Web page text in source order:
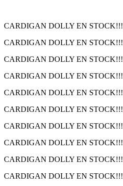
CARDIGAN DOLLY EN STOCK!!!
CARDIGAN DOLLY EN STOCK!!!
CARDIGAN DOLLY EN STOCK!!!
CARDIGAN DOLLY EN STOCK!!!
CARDIGAN DOLLY EN STOCK!!!
CARDIGAN DOLLY EN STOCK!!!
CARDIGAN DOLLY EN STOCK!!!
CARDIGAN DOLLY EN STOCK!!!
CARDIGAN DOLLY EN STOCK!!!
CARDIGAN DOLLY EN STOCK!!!